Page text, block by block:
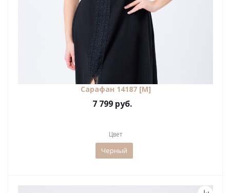
Сарафан 14187 [М]
7 799 руб.
Цвет
Черный